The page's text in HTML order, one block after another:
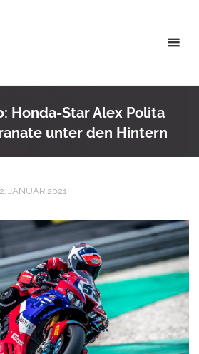
Honda-Star Alex Polita
unter den Hintern
JANUAR 2021